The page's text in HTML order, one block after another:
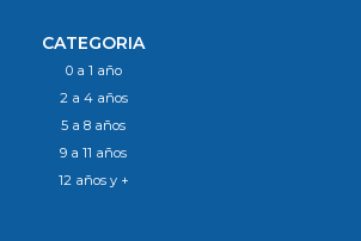
CATEGORIA
0 a 1 año
2 a 4 años
5 a 8 años
9 a 11 años
12 años y +